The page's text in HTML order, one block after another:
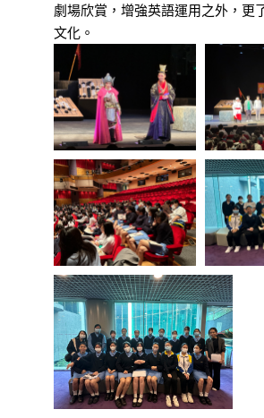
劇場欣賞，增強英語運用之外，更
文化。